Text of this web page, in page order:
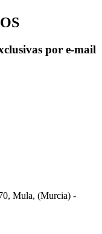
por e-mail
Mula, (Murcia) -